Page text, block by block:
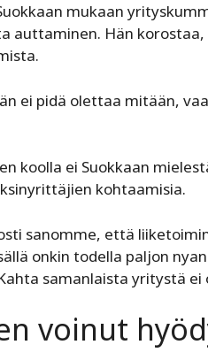
mukaan
auttaminen. Hän
ei pidä olettaa mitään,
koolla ei Suokkaan
kohtaamisia.
sanomme, että
onkin todella paljon
samanlaista yritystä ei
voinut